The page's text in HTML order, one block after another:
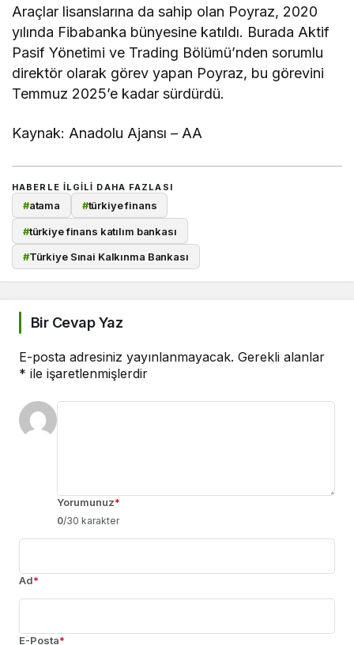
Araçlar lisanslarına da sahip olan Poyraz, 2020
yılında Fibabanka bünyesine katıldı. Burada Aktif
Pasif Yönetimi ve Trading Bölümü’nden sorumlu
direktör olarak görev yapan Poyraz, bu görevini
Temmuz 2025’e kadar sürdürdü.
Kaynak: Anadolu Ajansı – AA
HABERLE ILGILI DAHA FAZLASI
#atama #türkiye finans
#türkiye finans katılım bankası
#Türkiye Sınai Kalkınma Bankası
Bir Cevap Yaz
E-posta adresiniz yayınlanmayacak. Gerekli alanlar
* ile işaretlenmişlerdir
Yorumunuz*
0/30 karakter
Ad*
E-Posta*